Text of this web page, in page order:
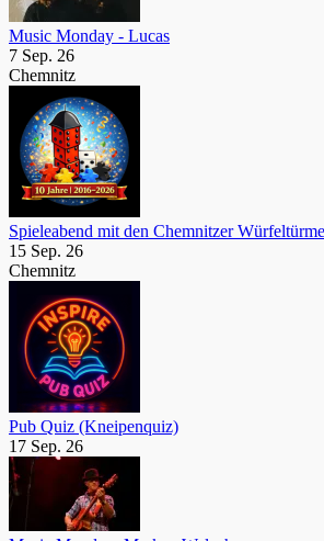
Music Monday - Lucas
7 Sep. 26
Chemnitz
Spieleabend mit den Chemnitzer
15 Sep. 26
Chemnitz
Pub Quiz (Kneipenquiz)
17 Sep. 26